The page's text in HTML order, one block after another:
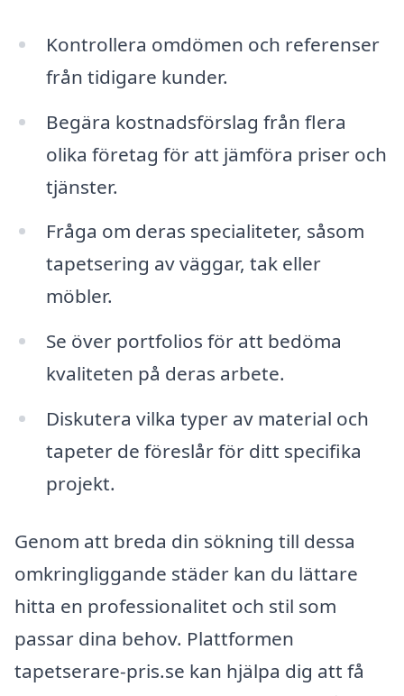
Kontrollera omdömen och referenser
från tidigare kunder.
Begära kostnadsförslag från flera
olika företag för att jämföra priser och
tjänster.
Fråga om deras specialiteter, såsom
tapetsering av väggar, tak eller
möbler.
Se över portfolios för att bedöma
kvaliteten på deras arbete.
Diskutera vilka typer av material och
tapeter de föreslår för ditt specifika
projekt.
Genom att breda din sökning till dessa
omkringliggande städer kan du lättare
hitta en professionalitet och stil som
passar dina behov. Plattformen
tapetserare-pris.se kan hjälpa dig att få